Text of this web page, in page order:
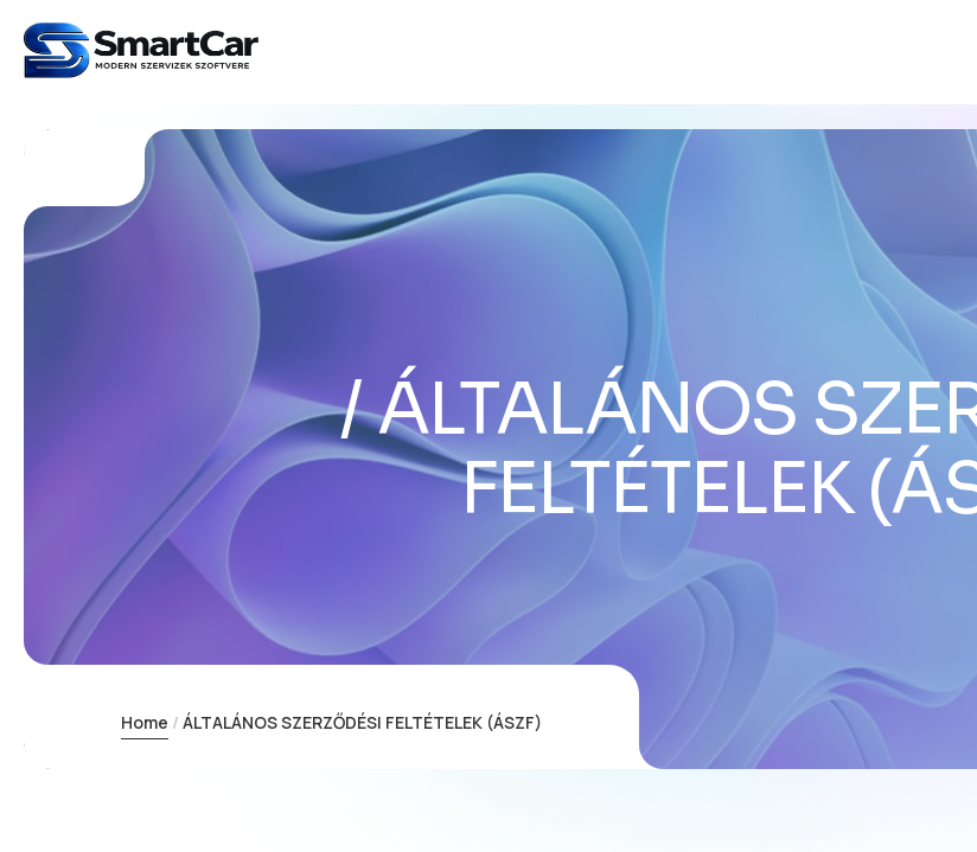
ÁLTALÁNOS
FELTÉTELEK
Home ÁLTALÁNOS SZERZŐDÉSI FELTÉTELEK (ÁSZF)